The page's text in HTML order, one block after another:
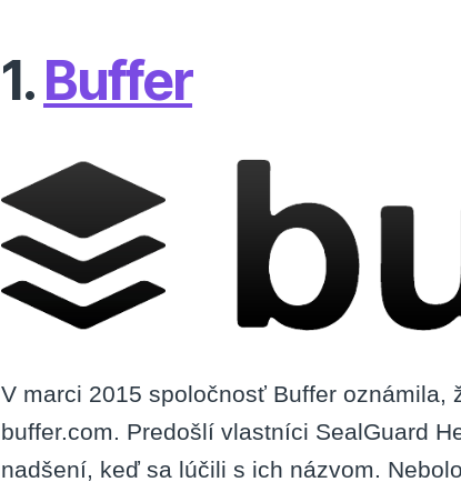
1.Buffer
V marci 2015 spoločnosť Buffer oznámila,
buffer.com. Predošlí vlastníci SealGuard
nadšení, keď sa lúčili s ich názvom.